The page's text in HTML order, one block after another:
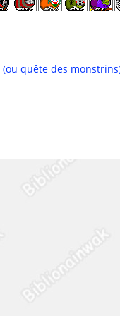
quête des